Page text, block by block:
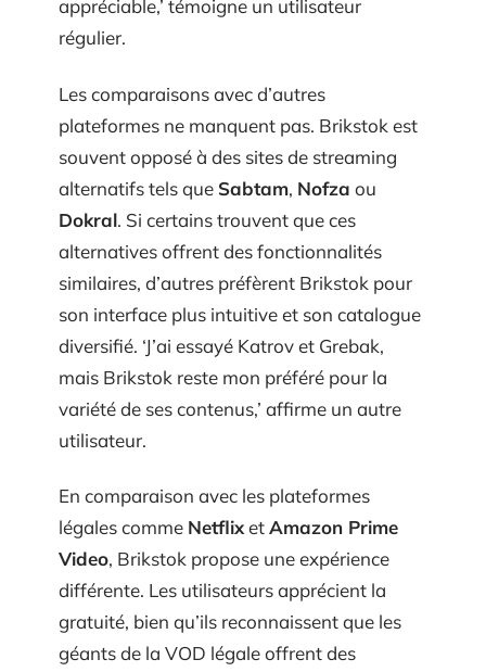
appréciable,’ témoigne un utilisateur
régulier.
Les comparaisons avec d’autres
plateformes ne manquent pas. Brikstok est
souvent opposé à des sites de streaming
alternatifs tels que Sabtam, Nofza ou
Dokral. Si certains trouvent que ces
alternatives offrent des fonctionnalités
similaires, d’autres préfèrent Brikstok pour
son interface plus intuitive et son catalogue
diversifié. ‘J’ai essayé Katrov et Grebak,
mais Brikstok reste mon préféré pour la
variété de ses contenus,’ affirme un autre
utilisateur.
En comparaison avec les plateformes
légales comme NetflixetAmazon Prime
Video, Brikstok propose une expérience
différente. Les utilisateurs apprécient la
gratuité, bien qu’ils reconnaissent que les
géants de la VOD légale offrent des